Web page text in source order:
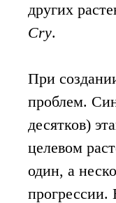
других
Cry.
При
проблем.
десятков)
целевом
один, а
прогрессии.